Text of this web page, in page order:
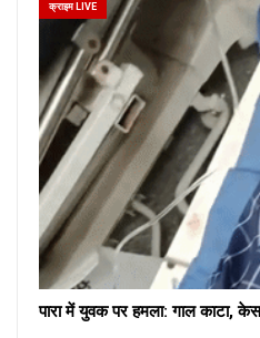
क्राइम LIVE
पारा में युवक पर हमला: गाल काटा,